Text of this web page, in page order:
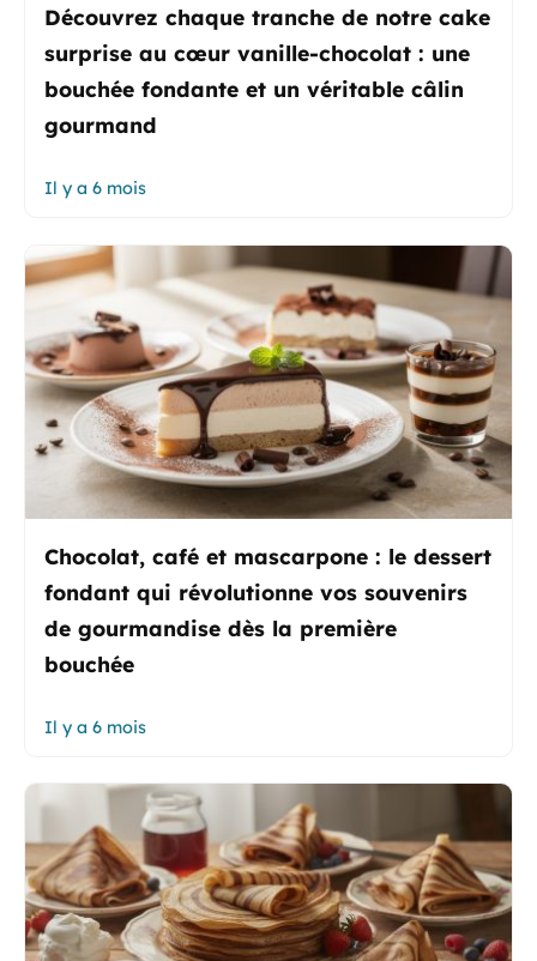
Découvrez chaque tranche de notre cake
surprise au cœur vanille-chocolat : une
bouchée fondante et un véritable câlin
gourmand
Il y a 6 mois
Chocolat, café et mascarpone : le dessert
fondant qui révolutionne vos souvenirs
de gourmandise dès la première
bouchée
Il y a 6 mois